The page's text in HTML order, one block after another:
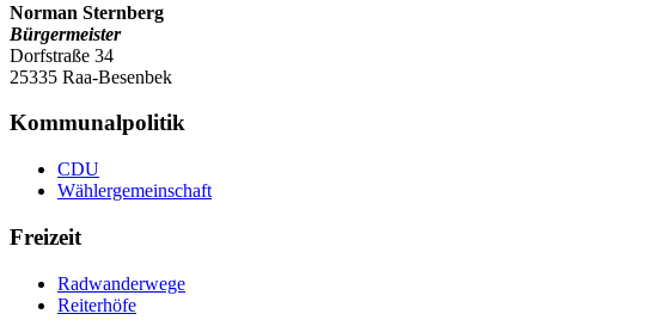
Norman Sternberg
Bürgermeister
Dorfstraße 34
25335 Raa-Besenbek
Kommunalpolitik
CDU
Wählergemeinschaft
Freizeit
Radwanderwege
Reiterhöfe